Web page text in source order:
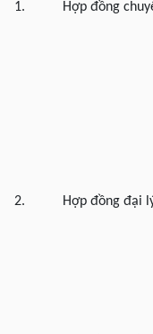
1. Hợp đồng
2. Hợp đồng đại